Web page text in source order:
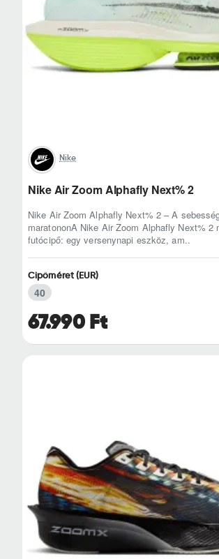
Nike
Nike Air Zoom Alphafly Next% 2
Nike Air Zoom Alphafly Next% 2 – A
maratononA Nike Air Zoom Alphafly Next% 2
futócipő: egy versenynapi eszköz, am..
67.990 Ft
Cipőméret (EUR)
40